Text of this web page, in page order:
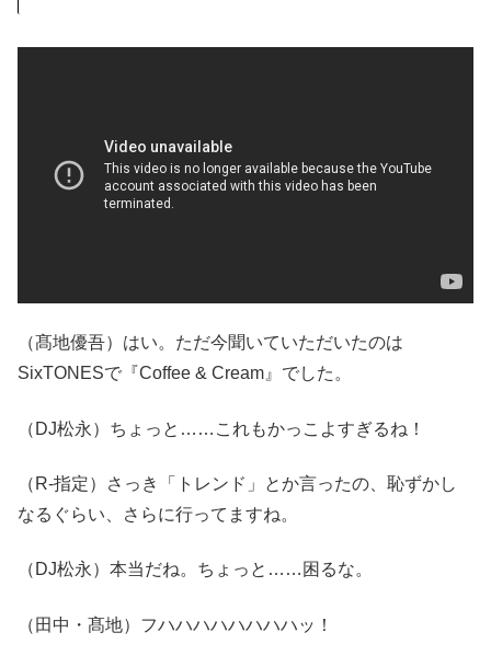
（髙地優吾）はい。ただ今聞いていただいたのは
SixTONESで『Coffee & Cream』でした。
（DJ松永）ちょっと……これもかっこよすぎるね！
（R-指定）さっき「トレンド」とか言ったの、恥ずかし
なるぐらい、さらに行ってますね。
（DJ松永）本当だね。ちょっと……困るな。
（田中・髙地）フハハハハハハハハッ！